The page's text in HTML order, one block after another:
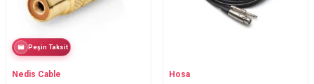
Peşin Taksit
Nedis Cable Hosa